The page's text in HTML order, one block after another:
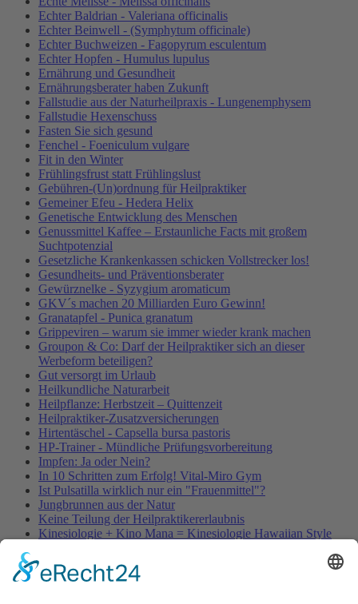
Echter Baldrian - Valeriana officinalis
Echter Beinwell - (Symphytum officinale)
Echter Buchweizen - Fagopyrum esculentum
Echter Hopfen - Humulus lupulus
Ernährung und Gesundheit
Ernährungsberater haben Zukunft
Fallstudie aus der Naturheilpraxis - Lungenemphysem
Fallstudie Hexenschuss
Fasten Sie sich gesund
Fenchel - Foeniculum vulgare
Fit in den Winter
Frühlingsfrust statt Frühlingslust
Gebühren-(Un)ordnung für Heilpraktiker
Gemeiner Efeu - Hedera Helix
Genetische Entwicklung des Menschen
Genussmittel Kaffee – Erstaunliche Facts mit großem
Suchtpotenzial
Gesetzliche Krankenkassen schicken Vollstrecker los!
Gesundheits- und Präventionsberater
Gewürznelke - Syzygium aromaticum
GKV´s machen 20 Milliarden Euro Gewinn!
Granatapfel - Punica granatum
Grippeviren – warum sie immer wieder krank machen
Groupon & Co: Darf der Heilpraktiker sich an dieser
Werbeform beteiligen?
Gut versorgt im Urlaub
Heilkundliche Naturarbeit
Heilpflanze: Herbstzeit – Quittenzeit
Heilpraktiker-Zusatzversicherungen
Hirtentäschel - Capsella bursa pastoris
HP-Trainer - Mündliche Prüfungsvorbereitung
Impfen: Ja oder Nein?
In 10 Schritten zum Erfolg! Vital-Miro Gym
Ist Pulsatilla wirklich nur ein "Frauenmittel"?
Jungbrunnen aus der Natur
Keine Teilung der Heilpraktikererlaubnis
Kinesiologie + Kino Mana = Kinesiologie Hawaiian Style
Kleine Würmer als Wunderheiler
Knoblauch - Allium sativum